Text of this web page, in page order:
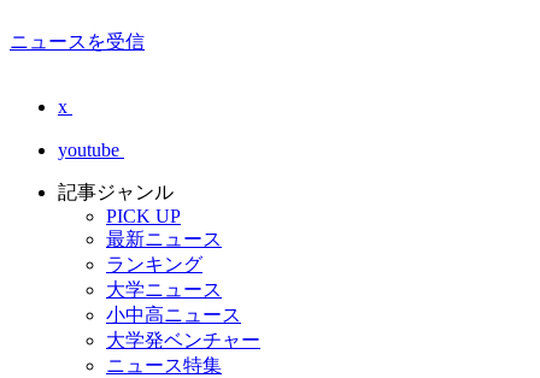
ニュースを受信
x
youtube
記事ジャンル
PICK UP
最新ニュース
ランキング
大学ニュース
小中高ニュース
大学発ベンチャー
ニュース特集